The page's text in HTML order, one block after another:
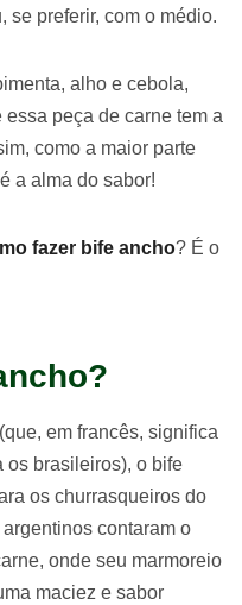
se preferir, com o médio.
alho e cebola,
peça de carne tem a
como a maior parte
a alma do sabor!
fazer bife ancho? É o
em francês, significa
os brasileiros), o bife
os churrasqueiros do
contaram o
onde seu marmoreio
maciez e sabor